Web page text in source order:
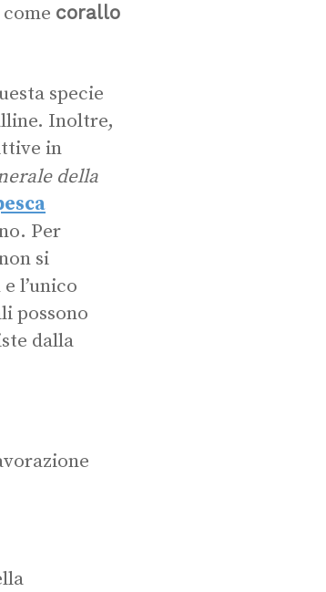
corallo
specie
Inoltre,
in
della
Per
si
l’unico
possono
dalla